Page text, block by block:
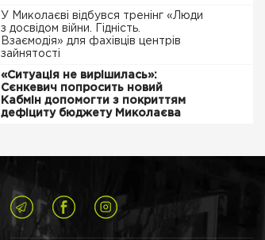
У Миколаєві відбувся тренінг «Люди
з досвідом війни. Гідність.
Взаємодія» для фахівців центрів
зайнятості
«Ситуація не вирішилась»:
Сєнкевич попросить новий
Кабмін допомогти з покриттям
дефіциту бюджету Миколаєва